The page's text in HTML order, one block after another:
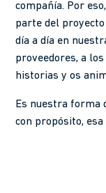
compañía. Por
parte del
día a día en
proveedores, a
historias y os
Es nuestra forma
con propósito,